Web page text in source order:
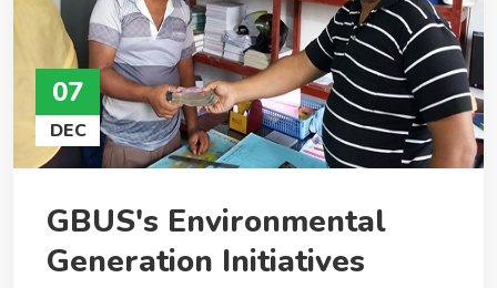
07
DEC
GBUS's Environmental
Generation Initiatives